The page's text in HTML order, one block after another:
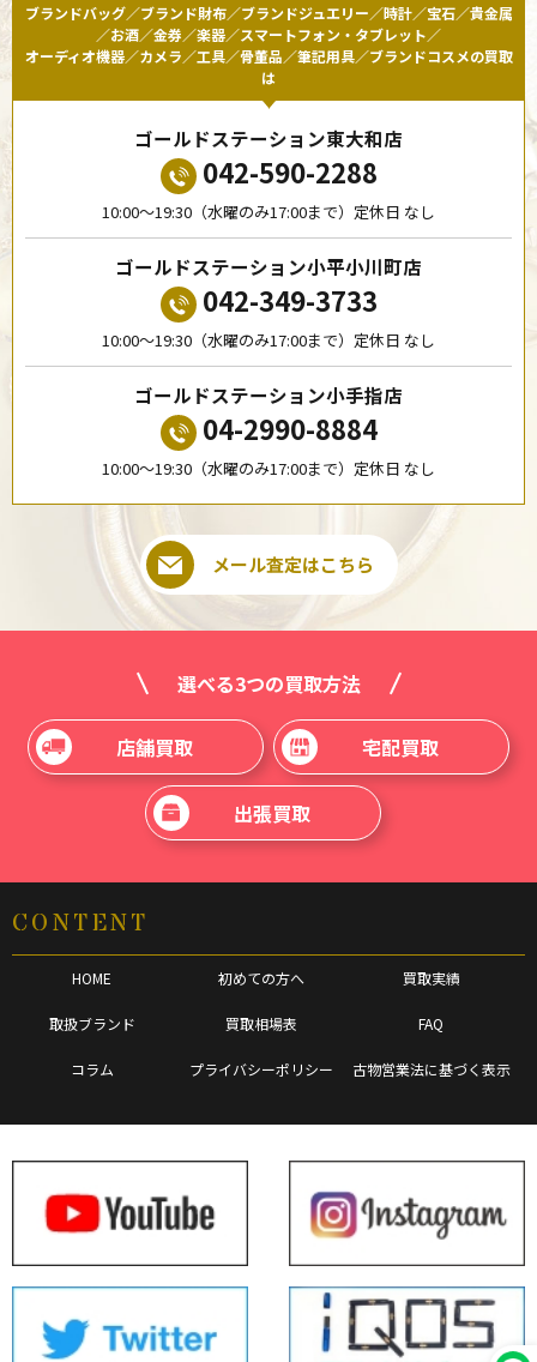
ブランドバッグ／ブランド財布／ブランドジュエリー／時計／宝石／貴金属
／お酒／金券／楽器／スマートフォン・タブレット／
オーディオ機器／カメラ／工具／骨董品／筆記用具／ブランドコスメの買取
は
ゴールドステーション東大和店
042-590-2288
10:00〜19:30（水曜のみ17:00まで）定休日 なし
ゴールドステーション小平小川町店
042-349-3733
10:00〜19:30（水曜のみ17:00まで）定休日 なし
ゴールドステーション小手指店
04-2990-8884
10:00〜19:30（水曜のみ17:00まで）定休日 なし
メール査定はこちら
選べる3つの買取方法
店舗買取 宅配買取
出張買取
CONTENT
HOME 初めての方へ 買取実績
取扱ブランド 買取相場表 FAQ
コラム プライバシーポリシー 古物営業法に基づく表示